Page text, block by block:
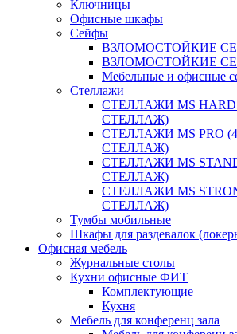
Ключницы
Офисные шкафы
Сейфы
ВЗЛОМОСТОЙКИЕ
ВЗЛОМОСТОЙКИЕ
Мебельные и офисные
Стеллажи
СТЕЛЛАЖИ MS HARD
СТЕЛЛАЖ)
СТЕЛЛАЖИ MS PRO
СТЕЛЛАЖ)
СТЕЛЛАЖИ MS
СТЕЛЛАЖ)
СТЕЛЛАЖИ MS
СТЕЛЛАЖ)
Тумбы мобильные
Шкафы для раздевалок
Офисная мебель
Журнальные столы
Кухни офисные ФИТ
Комплектующие
Кухня
Мебель для конференц зала